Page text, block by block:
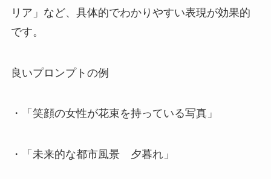
リア」など、具体的でわかりやすい表現が効果的
です。
良いプロンプトの例
・「笑顔の女性が花束を持っている写真」
・「未来的な都市風景 夕暮れ」